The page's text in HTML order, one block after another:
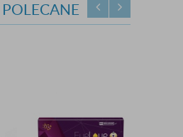
POLECANE